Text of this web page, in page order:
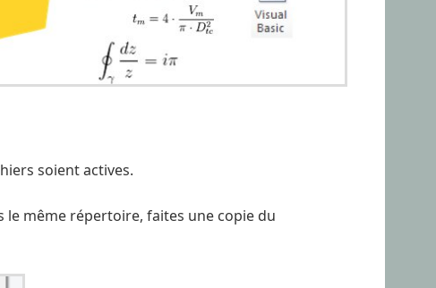
soient actives.
le même répertoire, faites une copie du